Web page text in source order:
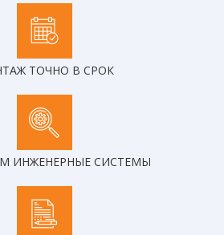
ТОЧНО В СРОК
ИНЖЕНЕРНЫЕ СИСТЕМЫ